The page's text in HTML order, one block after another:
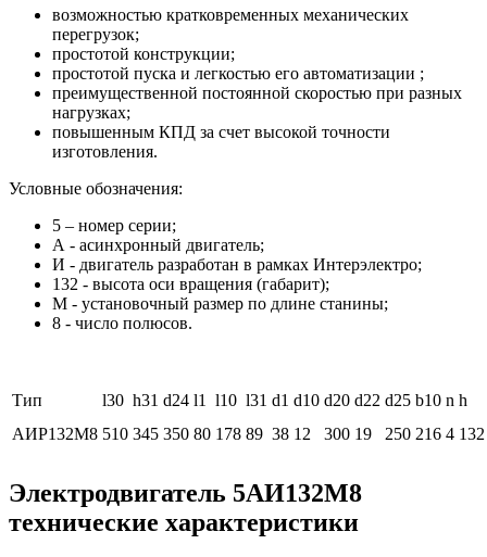
возможностью кратковременных механических
перегрузок;
простотой конструкции;
простотой пуска и легкостью его автоматизации ;
преимущественной постоянной скоростью при разных
нагрузках;
повышенным КПД за счет высокой точности
изготовления.
Условные обозначения:
5 – номер серии;
А - асинхронный двигатель;
И - двигатель разработан в рамках Интерэлектро;
132 - высота оси вращения (габарит);
M - установочный размер по длине станины;
8 - число полюсов.
Тип l30 h31 d24 l1 l10 l31 d1 d10 d20 d22 d25 b10 n h
АИР132М8 510 345 350 80 178 89 38 12 300 19 250 216 4 132
Электродвигатель 5АИ132М8
технические характеристики